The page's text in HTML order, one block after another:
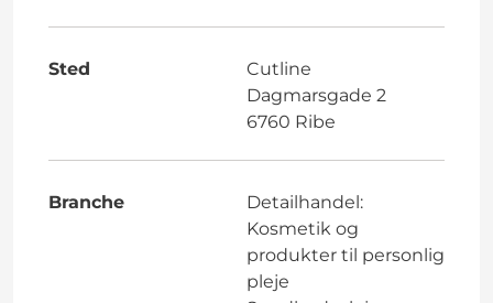
Sted
Cutline
Dagmarsgade 2
6760 Ribe
Branche
Detailhandel:
Kosmetik og
produkter til personlig
pleje